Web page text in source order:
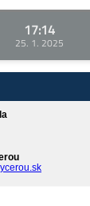
17:14
25. 1. 2025